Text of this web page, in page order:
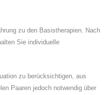
zu den Basistherapien. Nach
Sie individuelle
zu berücksichtigen, aus
Paaren jedoch notwendig über